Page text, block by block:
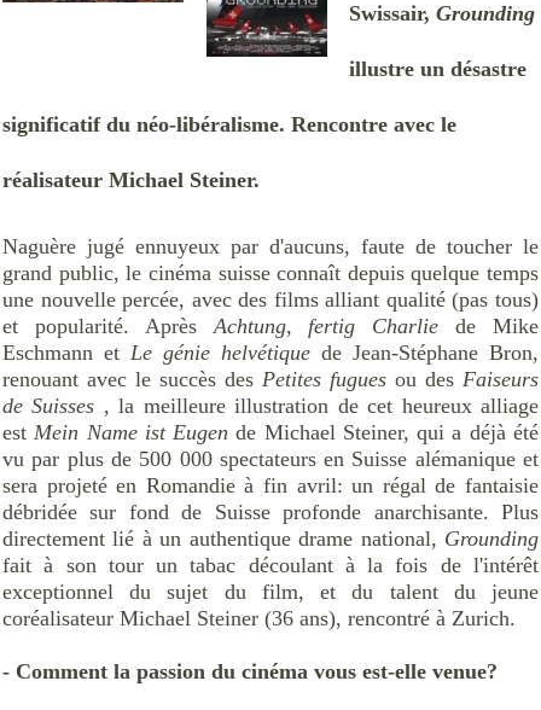
Swissair,Grounding
illustre un désastre
significatif du néo-libéralisme. Rencontre avec le
réalisateur Michael Steiner.
Naguère jugé ennuyeux par d'aucuns, faute de toucher le
grand public, le cinéma suisse connaît depuis quelque temps
une nouvelle percée, avec des films alliant qualité (pas tous)
et popularité. Après Achtung, fertig Charlie de Mike
Eschmann et Le génie helvétique de Jean-Stéphane Bron,
renouant avec le succès des Petites fugues ou des Faiseurs
de Suisses , la meilleure illustration de cet heureux alliage
est Mein Name ist Eugen de Michael Steiner, qui a déjà été
vu par plus de 500 000 spectateurs en Suisse alémanique et
sera projeté en Romandie à fin avril: un régal de fantaisie
débridée sur fond de Suisse profonde anarchisante. Plus
directement lié à un authentique drame national, Grounding
fait à son tour un tabac découlant à la fois de l'intérêt
exceptionnel du sujet du film, et du talent du jeune
coréalisateur Michael Steiner (36 ans), rencontré à Zurich.
- Comment la passion du cinéma vous est-elle venue?